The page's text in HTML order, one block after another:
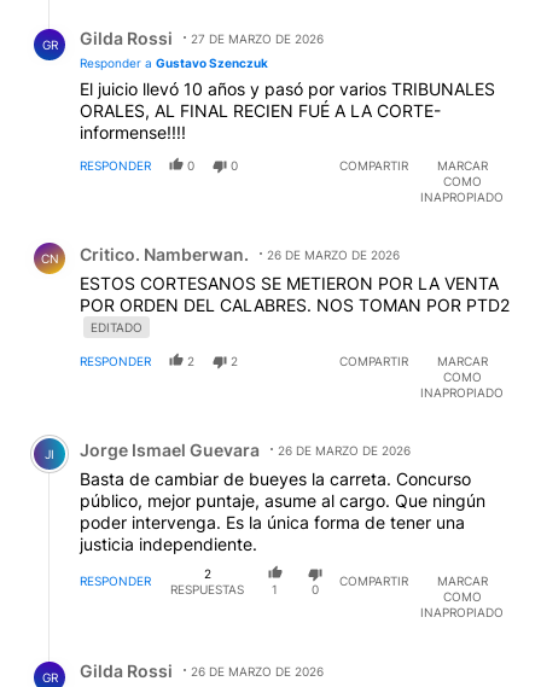
GR Gilda Rossi
27 DE MARZO DE 2026
Responder a Gustavo Szenczuk
El juicio llevó 10 años y pasó por varios TRIBUNALES
ORALES, AL FINAL RECIEN FUÉ A LA CORTE-
informense!!!!
RESPONDER 0 0 COMPARTIR
MARCAR
COMO
INAPROPIADO
CN Critico. Namberwan. 26 DE MARZO DE 2026
ESTOS CORTESANOS SE METIERON POR LA VENTA
POR ORDEN DEL CALABRES. NOS TOMAN POR PTD2
EDITADO
RESPONDER 2 2 COMPARTIR
MARCAR
COMO
INAPROPIADO
Comentario de Jorge Ismael Guevara.
JI Jorge Ismael Guevara 26 DE MARZO DE 2026
Basta de cambiar de bueyes la carreta. Concurso
público, mejor puntaje, asume al cargo. Que ningún
poder intervenga. Es la única forma de tener una
justicia independiente.
RESPONDER
2
RESPUESTAS
1 0
COMPARTIR
MARCAR
COMO
INAPROPIADO
GR Gilda Rossi
26 DE MARZO DE 2026